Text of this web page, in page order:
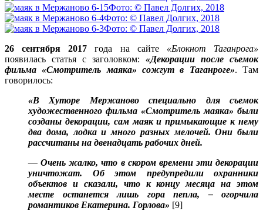
Фото: © Павел Долгих, 2018
Фото: © Павел Долгих, 2018
Фото: © Павел Долгих, 2018
26 сентября 2017 года на сайте «Блокнот Таганрога»
появилась статья с заголовком: «Декорации после съемок
фильма «Смотритель маяка» сожгут в Таганроге». Там
говорилось:
«В Хуторе Мержаново специально для съемок
художественного фильма «Смотритель маяка» были
созданы декорации, сам маяк и примыкающие к нему
два дома, лодка и много разных мелочей. Они были
рассчитаны на двенадцать рабочих дней.
— Очень жалко, что в скором времени эти декорации
уничтожат. Об этом предупредили охранники
объектов и сказали, что к концу месяца на этом
месте останется лишь гора пепла, – огорчила
романтиков Екатерина. Горлова» [9]